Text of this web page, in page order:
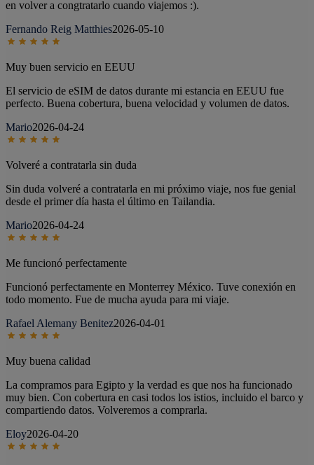
en volver a congtratarlo cuando viajemos :).
Fernando Reig Matthies2026-05-10
Muy buen servicio en EEUU
El servicio de eSIM de datos durante mi estancia en EEUU fue
perfecto. Buena cobertura, buena velocidad y volumen de datos.
Mario2026-04-24
Volveré a contratarla sin duda
Sin duda volveré a contratarla en mi próximo viaje, nos fue genial
desde el primer día hasta el último en Tailandia.
Mario2026-04-24
Me funcionó perfectamente
Funcionó perfectamente en Monterrey México. Tuve conexión en
todo momento. Fue de mucha ayuda para mi viaje.
Rafael Alemany Benitez2026-04-01
Muy buena calidad
La compramos para Egipto y la verdad es que nos ha funcionado
muy bien. Con cobertura en casi todos los istios, incluido el barco y
compartiendo datos. Volveremos a comprarla.
Eloy2026-04-20